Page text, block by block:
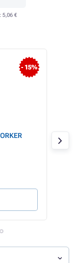
5,06 €
- 15%